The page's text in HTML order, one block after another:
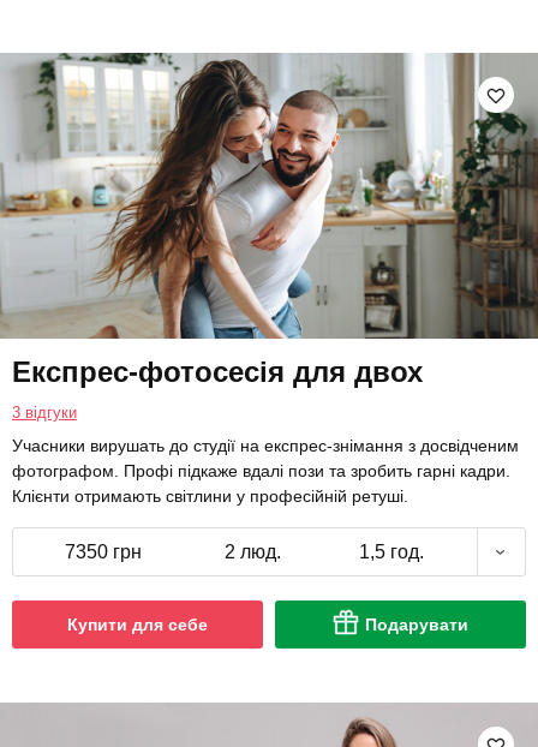
Експрес-фотосесія для двох
3 відгуки
Учасники вирушать до студії на експрес-знімання з досвідченим
фотографом. Профі підкаже вдалі пози та зробить гарні кадри.
Клієнти отримають світлини у професійній ретуші.
7350 грн 2 люд. 1,5 год.
Купити для себе Подарувати